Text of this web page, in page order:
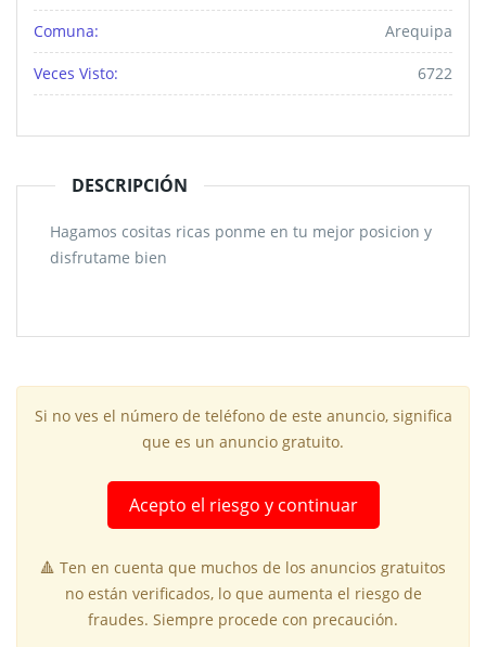
Comuna: Arequipa
Veces Visto: 6722
DESCRIPCIÓN
Hagamos cositas ricas ponme en tu mejor posicion y
disfrutame bien
Si no ves el número de teléfono de este anuncio, significa
que es un anuncio gratuito.
Acepto el riesgo y continuar
🔺 Ten en cuenta que muchos de los anuncios gratuitos
no están verificados, lo que aumenta el riesgo de
fraudes. Siempre procede con precaución.